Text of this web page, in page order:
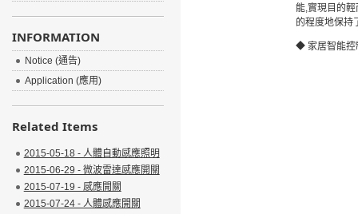
能,實現目 的輕
的程度地保持
◆ 家居智能控
INFORMATION
Notice (通告)
Application (應用)
Related Items
2015-05-18 - 人體自動感應照明
2015-06-29 - 微波雷達感應開關
2015-07-19 - 感應開關
2015-07-24 - 人體感應開關